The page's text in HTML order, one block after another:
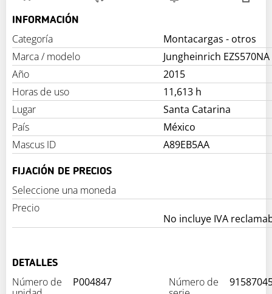
INFORMACIÓN
Categoría
Montacargas - otros
Marca / modelo
Jungheinrich EZS570NA
Año
2015
Horas de uso
11,613 h
Lugar
Santa Catarina
País
México
Mascus ID
A89EB5AA
FIJACIÓN DE PRECIOS
Seleccione una moneda
Precio
No incluye IVA
DETALLES
Número de
P004847
Número de